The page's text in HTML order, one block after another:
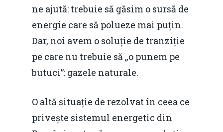
ne ajută: trebuie să găsim o sursă de
energie care să polueze mai puțin.
Dar, noi avem o soluție de tranziție
pe care nu trebuie să „o punem pe
butuci”: gazele naturale.
O altă situație de rezolvat în ceea ce
privește sistemul energetic din